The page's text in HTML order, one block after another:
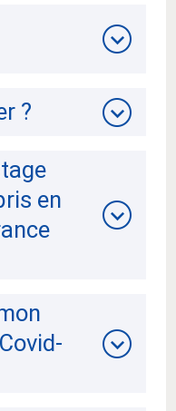
?
en